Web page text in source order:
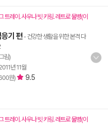
트레이. 사우나 빗 키링. 레트로 물병(이
기 편 - 건강한 생활을 위한 본격 다
림)
년 11월
원)
9.5
트레이. 사우나 빗 키링. 레트로 물병(이